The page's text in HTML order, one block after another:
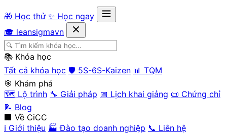
🎁 Học thử ✨ Học ngay
🎓 leansigmavn
📚 Khóa học
Tất cả khóa học 🛡️ 5S-6S-Kaizen 📊 TQM
🎯 Khám phá
🗺️ Lộ trình 🔧 Giải pháp 📅 Lịch khai giảng 📜 Chứng chỉ
📝 Blog
🏢 Về CiCC
ℹ️ Giới thiệu 🏭 Đào tạo doanh nghiệp 📞 Liên hệ